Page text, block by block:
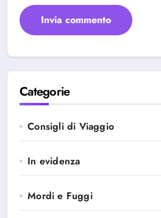
Categorie
Consigli di Viaggio
In evidenza
Mordi e Fuggi